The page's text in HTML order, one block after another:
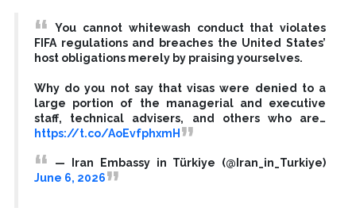
You cannot whitewash conduct that violates
FIFA regulations and breaches the United States’
host obligations merely by praising yourselves.
Why do you not say that visas were denied to a
large portion of the managerial and executive
staff, technical advisers, and others who are…
https://t.co/AoEvfphxmH
— Iran Embassy in Türkiye (@Iran_in_Turkiye)
June 6, 2026